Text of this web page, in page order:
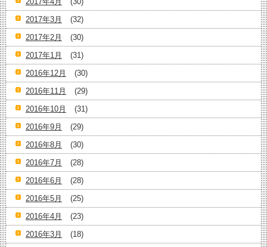
2017年3月
(32)
2017年2月
(30)
2017年1月
(31)
2016年12月
(30)
2016年11月
(29)
2016年10月
(31)
2016年9月
(29)
2016年8月
(30)
2016年7月
(28)
2016年6月
(28)
2016年5月
(25)
2016年4月
(23)
2016年3月
(18)